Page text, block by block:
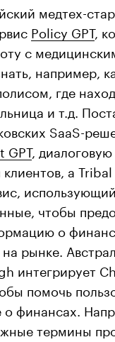
медтех-
Policy GPT,
с
например,
где
и т.д.
SaaS-
GPT,
клиентов, а
чтобы
о
рынке.
интегрирует
помочь
о финансах.
термины